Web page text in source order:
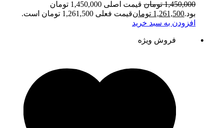
1,450,000 تومان
قیمت اصلی 1,450,000 تومان
بود.1,261,500 تومانقیمت فعلی 1,261,500 تومان است.
افزودن به سبد خرید
فروش ویژه